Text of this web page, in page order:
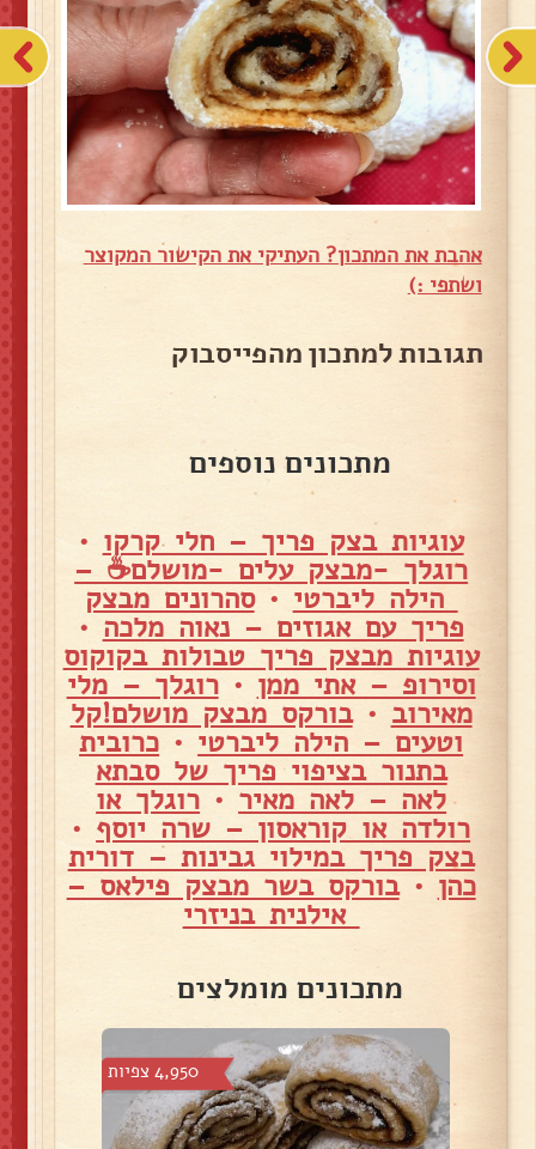
אהבת את המתכון? העתיקי את הקישור המקוצר
ושתפי :)
תגובות למתכון מהפייסבוק
מתכונים נוספים
עוגיות בצק פריך – חלי קרקו •
רוגלך -מבצק עלים -מושלם☕ –
הילה ליברטי •סהרונים מבצק
פריך עם אגוזים – נאוה מלכה •
עוגיות מבצק פריך טבולות בקוקוס
וסירופ – אתי ממן •רוגלך – מלי
מאירוב •בורקס מבצק מושלם!קל
וטעים – הילה ליברטי • כרובית
בתנור בציפוי פריך של סבתא
לאה – לאה מאיר • רוגלך או
רולדה או קוראסון – שרה יוסף •
בצק פריך במילוי גבינות – דורית
כהן •בורקס בשר מבצק פילאס –
אילנית בניזרי
מתכונים מומלצים
4,950 צפיות